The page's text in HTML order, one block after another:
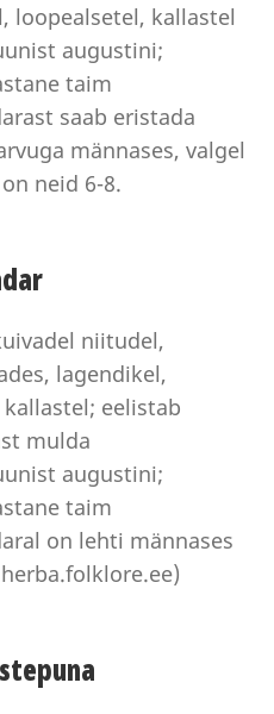
loopealsetel, kallastel
augustini;
taim
saab eristada
männases, valgel
neid 6-8.
niitudel,
lagendikel,
eelistab
mulda
augustini;
taim
on lehti männases